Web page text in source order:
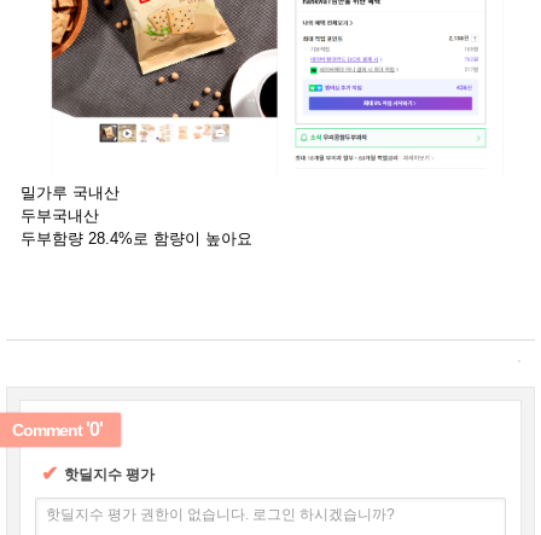
밀가루 국내산
두부국내산
두부함량 28.4%로 함량이 높아요
✔ 핫딜지수 평가
핫딜지수 평가 권한이 없습니다. 로그인 하시겠습니까?
Comment'0'